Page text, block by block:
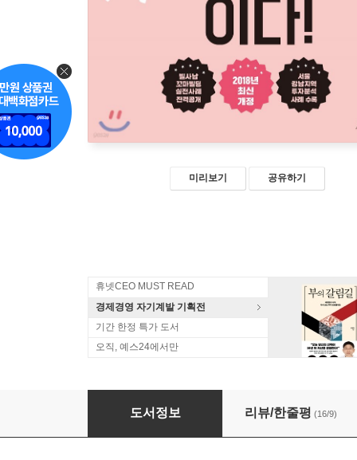
미리보기 공유하기
휴넷CEO MUST READ
경제경영 자기계발 기획전
기간 한정 특가 도서
오직, 예스24에서만
대세는 꼬마빌딩이다!
도서정보 리뷰/한줄평 (16/9)